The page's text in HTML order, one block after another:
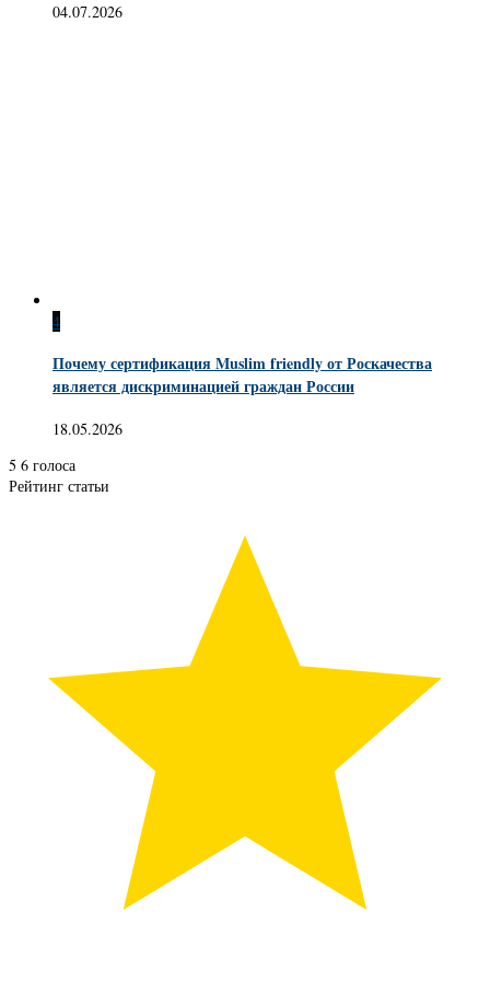
04.07.2026
4
Почему сертификация Muslim friendly от Роскачества
является дискриминацией граждан России
18.05.2026
5 6 голоса
Рейтинг статьи